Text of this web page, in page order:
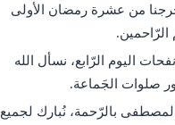
من عشرة رمضان الأولى
الرّاحمين.
اليوم الرّابع، نسأل الله
صلوات الجَماعة.
بالرّحمة، نُبارك لجميع